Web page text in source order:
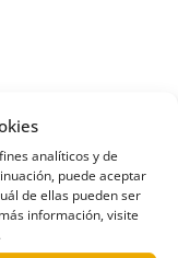
analíticos y de
puede aceptar
de ellas pueden ser
información, visite
de Canarias
de empleo